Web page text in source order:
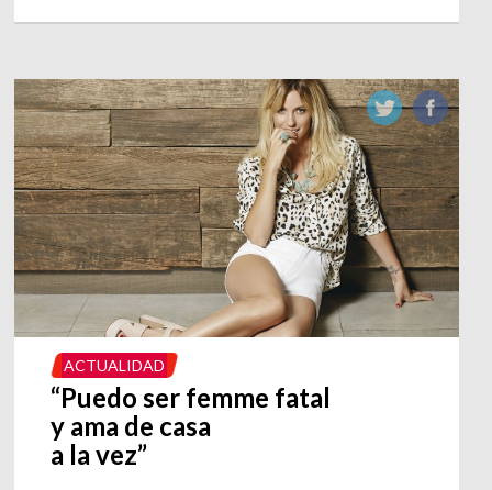
ACTUALIDAD
“Puedo ser femme fatal
y ama de casa
a la vez”